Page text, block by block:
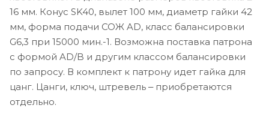
16 мм. Конус SK40, вылет 100 мм, диаметр гайки 42
мм, форма подачи СОЖ AD, класс балансировки
G6,3 при 15000 мин.-1. Возможна поставка патрона
с формой AD/B и другим классом балансировки
по запросу. В комплект к патрону идет гайка для
цанг. Цанги, ключ, штревель ‒ приобретаются
отдельно.